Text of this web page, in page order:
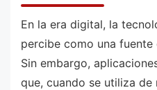
En la era digital, la
percibe como una
Sin embargo,
que, cuando se utiliza de